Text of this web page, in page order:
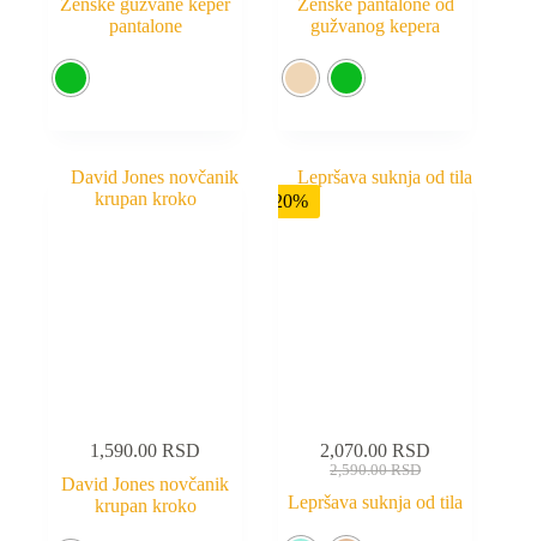
Ženske gužvane keper
pantalone
Ženske pantalone od
gužvanog kepera
1,590.00RSD
David Jones novčanik
krupan kroko
-20%
2,590.00RSD
2,070.00RSD
Lepršava suknja od tila